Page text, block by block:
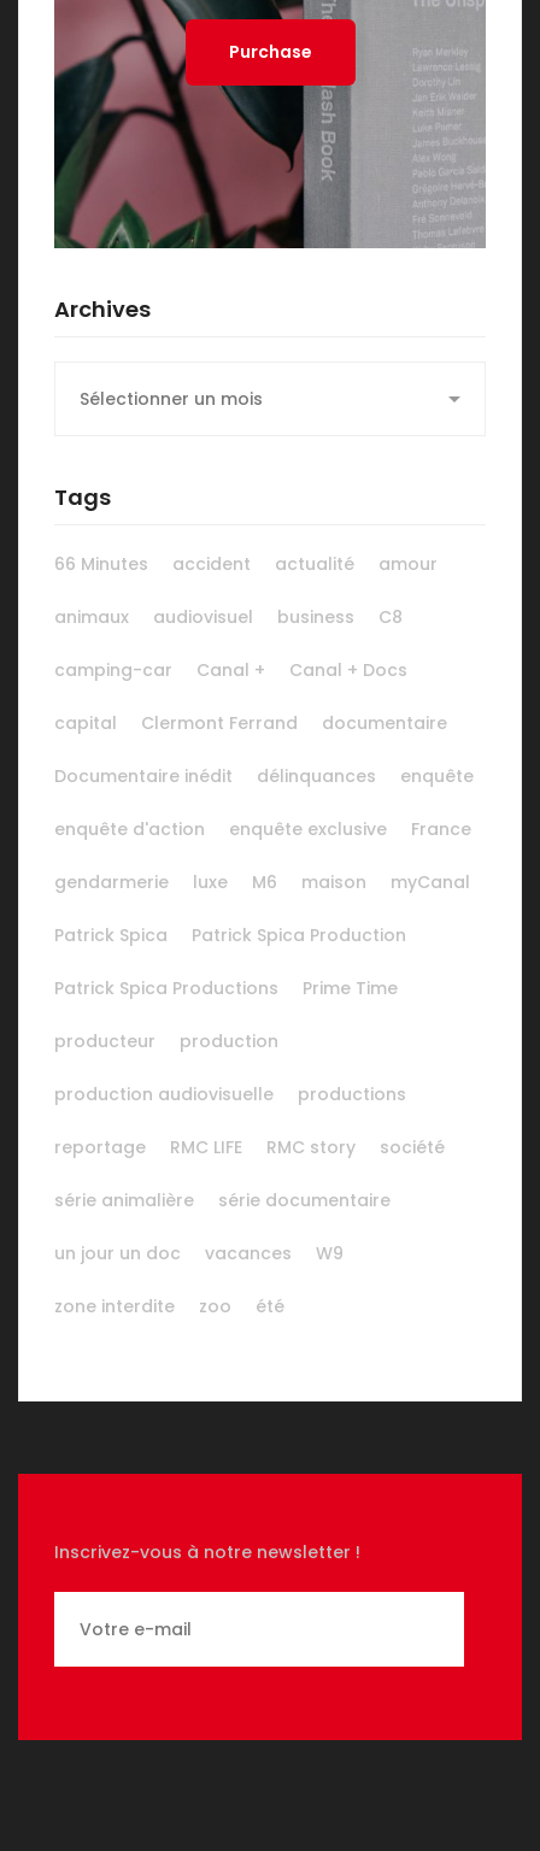
Purchase
Archives
Tags
66 Minutes accident actualité amour
animaux audiovisuel business C8
camping-car Canal + Canal + Docs
capital Clermont Ferrand documentaire
Documentaire inédit délinquances enquête
enquête d'action enquête exclusive France
gendarmerie luxe M6 maison myCanal
Patrick Spica Patrick Spica Production
Patrick Spica Productions Prime Time
producteur production
production audiovisuelle productions
reportage RMC LIFE RMC story société
série animalière série documentaire
un jour un doc vacances W9
zone interdite zoo été
Inscrivez-vous à notre newsletter !